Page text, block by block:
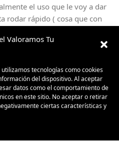
Valoramos Tu
tecnologías como cookies
del dispositivo. Al aceptar
datos como el comportamiento de
en este sitio. No aceptar o retirar
ciertas características y
el uso que le voy a dar
rodar rápido ( cosa que con
con el dos platos en
y aún sabiendo que
calidad ( al menos así lo
400? es fiable?